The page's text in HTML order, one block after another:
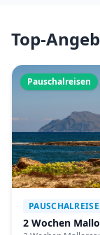
Top-
Pauschalreisen
2 Wochen